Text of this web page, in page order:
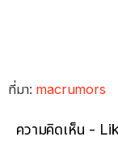
ที่มา: macrumors
ความคิดเห็น -